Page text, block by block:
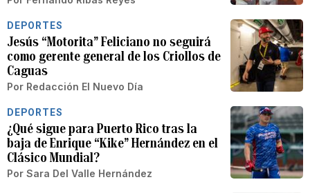
DEPORTES
Jesús “Motorita” Feliciano no seguirá
como gerente general de los Criollos de
Caguas
Por Redacción El Nuevo Día
DEPORTES
¿Qué sigue para Puerto Rico tras la
baja de Enrique “Kike” Hernández en el
Clásico Mundial?
Por Sara Del Valle Hernández